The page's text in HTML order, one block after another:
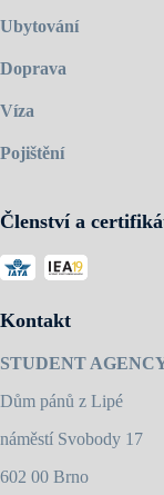
Ubytování
Doprava
Víza
Pojištění
Členství a
Kontakt
STUDENT
Dům pánů z Lipé
náměstí Svobody 17
602 00 Brno